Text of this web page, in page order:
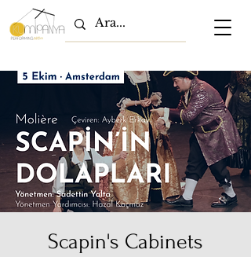
Scapin's Cabinets